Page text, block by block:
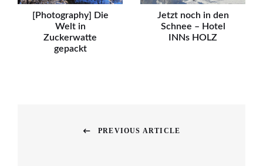
[Photography] Die
Welt in
Zuckerwatte
gepackt
Jetzt noch in den
Schnee – Hotel
INNs HOLZ
PREVIOUS ARTICLE